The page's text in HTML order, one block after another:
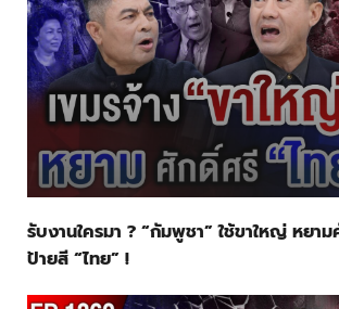
รับงานใครมา ? “กัมพูชา” ใช้ขาใหญ่ หยา
ป้ายสี “ไทย” !